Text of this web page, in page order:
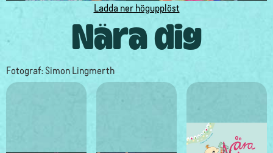
Ladda ner högupplöst
Nära dig
Fotograf: Simon Lingmerth